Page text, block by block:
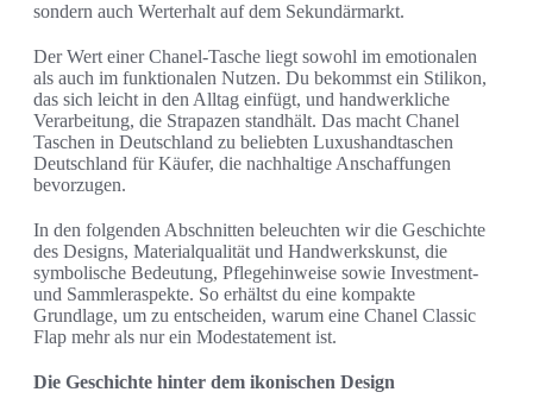
sondern auch Werterhalt auf dem Sekundärmarkt.
Der Wert einer Chanel-Tasche liegt sowohl im emotionalen
als auch im funktionalen Nutzen. Du bekommst ein Stilikon,
das sich leicht in den Alltag einfügt, und handwerkliche
Verarbeitung, die Strapazen standhält. Das macht Chanel
Taschen in Deutschland zu beliebten Luxushandtaschen
Deutschland für Käufer, die nachhaltige Anschaffungen
bevorzugen.
In den folgenden Abschnitten beleuchten wir die Geschichte
des Designs, Materialqualität und Handwerkskunst, die
symbolische Bedeutung, Pflegehinweise sowie Investment-
und Sammleraspekte. So erhältst du eine kompakte
Grundlage, um zu entscheiden, warum eine Chanel Classic
Flap mehr als nur ein Modestatement ist.
Die Geschichte hinter dem ikonischen Design